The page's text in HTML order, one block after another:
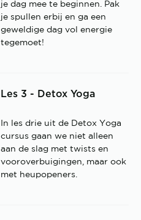
je dag mee te beginnen. Pak
je spullen erbij en ga een
geweldige dag vol energie
tegemoet!
Les 3 - Detox Yoga
In les drie uit de Detox Yoga
cursus gaan we niet alleen
aan de slag met twists en
vooroverbuigingen, maar ook
met heupopeners.